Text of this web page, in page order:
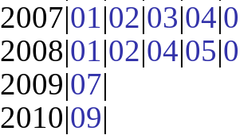
2007|01|02|03|04|
2008|01|02|04|05|
2009|07|
2010|09|